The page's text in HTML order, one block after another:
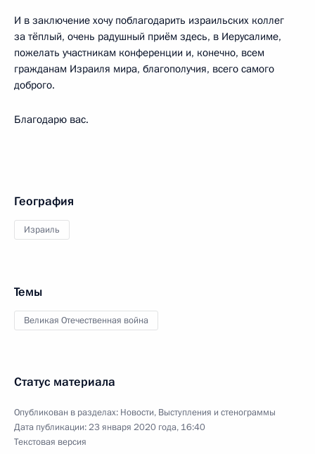
И в заключение хочу поблагодарить израильских коллег
за тёплый, очень радушный приём здесь, в Иерусалиме,
пожелать участникам конференции и, конечно, всем
гражданам Израиля мира, благополучия, всего самого
доброго.
Благодарю вас.
География
Израиль
Темы
Великая Отечественная война
Статус материала
Опубликован в разделах: Новости, Выступления и стенограммы
Дата публикации:23 января 2020 года, 16:40
Текстовая версия